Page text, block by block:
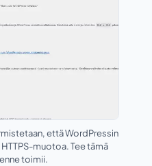
että WordPressin
muotoa. Tee tämä
toimii.